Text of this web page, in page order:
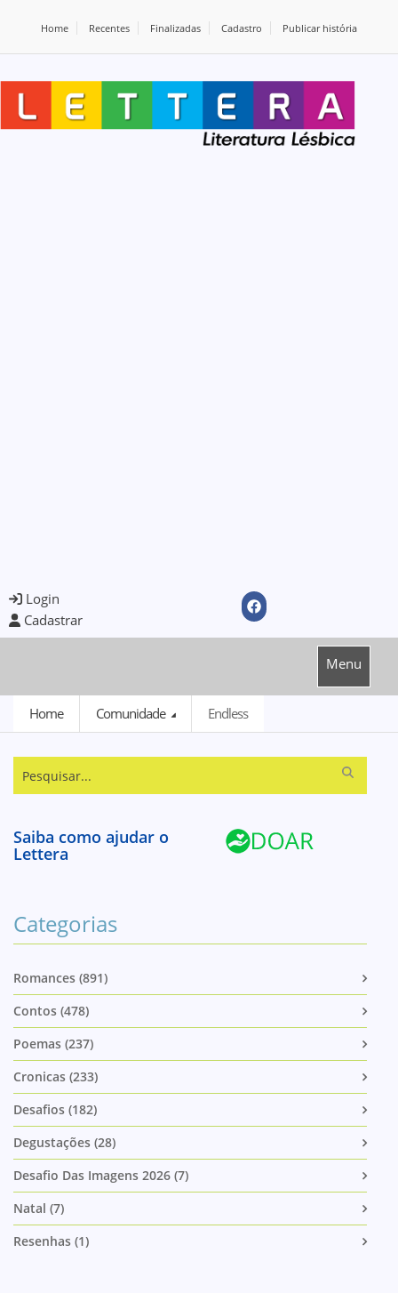
Home Recentes Finalizadas Cadastro Publicar história
Login
Cadastrar
Menu
Home Comunidade Endless
Saiba como ajudar o
Lettera
Categorias
Romances (891)
Contos (478)
Poemas (237)
Cronicas (233)
Desafios (182)
Degustações (28)
Desafio Das Imagens 2026 (7)
Natal (7)
Resenhas (1)